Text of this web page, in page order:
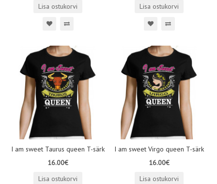
Lisa ostukorvi
Lisa ostukorvi
I am sweet Taurus queen T-särk
16.00€
Lisa ostukorvi
I am sweet Virgo queen T-särk
16.00€
Lisa ostukorvi